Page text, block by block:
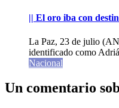
|| El oro iba con
La Paz, 23 de julio
identificado como
Nacional
Un comentario